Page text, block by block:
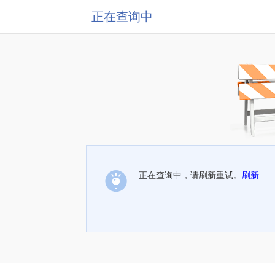
正在查询中
正在查询中，请刷新重试。 刷新